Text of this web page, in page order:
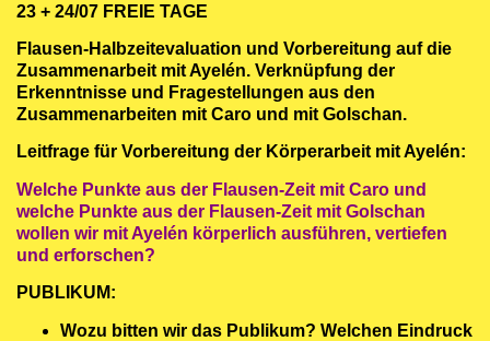
23 + 24/07 FREIE TAGE
Flausen-Halbzeitevaluation und Vorbereitung auf die
Zusammenarbeit mit Ayelén. Verknüpfung der
Erkenntnisse und Fragestellungen aus den
Zusammenarbeiten mit Caro und mit Golschan.
Leitfrage für Vorbereitung der Körperarbeit mit Ayelén:
Welche Punkte aus der Flausen-Zeit mit Caro und
welche Punkte aus der Flausen-Zeit mit Golschan
wollen wir mit Ayelén körperlich ausführen, vertiefen
und erforschen?
PUBLIKUM:
Wozu bitten wir das Publikum? Welchen Eindruck